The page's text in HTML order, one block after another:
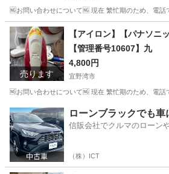
🆖お問い合わせについて🆖 現在 繁忙期のため、電
沖縄 浦添市 浦添前田駅 収納家具
売ります
【アイロン】【パナソニ
【管理番号10607】九
4,800円
宜野湾市
🆖お問い合わせについて🆖 現在 繁忙期のため、電
沖縄 宜野湾市 生活家電 商品
ローンブラックでも車
信販会社でクルマのローン
（株）ICT